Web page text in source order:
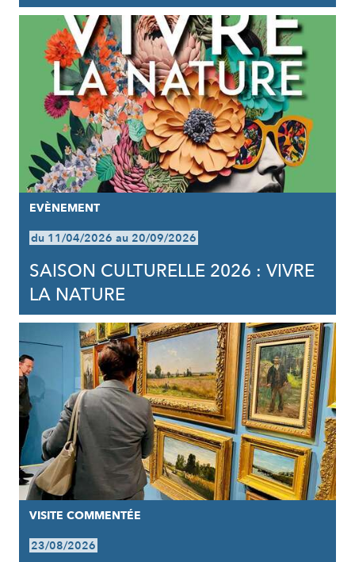
EVÈNEMENT
du 11/04/2026 au 20/09/2026
SAISON CULTURELLE 2026 : VIVRE
LA NATURE
VISITE COMMENTÉE
23/08/2026